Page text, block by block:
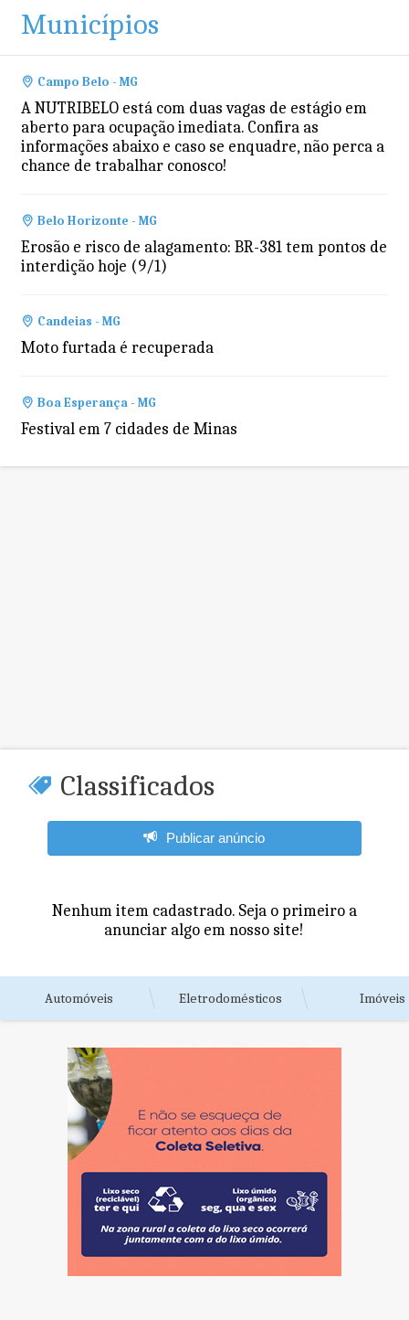
Municípios
Campo Belo - MG
A NUTRIBELO está com duas vagas de estágio em
aberto para ocupação imediata. Confira as
informações abaixo e caso se enquadre, não perca a
chance de trabalhar conosco!
Belo Horizonte - MG
Erosão e risco de alagamento: BR-381 tem pontos de
interdição hoje (9/1)
Candeias - MG
Moto furtada é recuperada
Boa Esperança - MG
Festival em 7 cidades de Minas
Classificados
Publicar anúncio
Nenhum item cadastrado. Seja o primeiro a
anunciar algo em nosso site!
Automóveis Eletrodomésticos Imóveis